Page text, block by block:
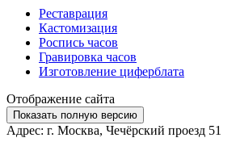
Реставрация
Кастомизация
Роспись часов
Гравировка часов
Изготовление циферблата
Отображение сайта
Показать полную версию
Адрес: г. Москва, Чечёрский проезд 51